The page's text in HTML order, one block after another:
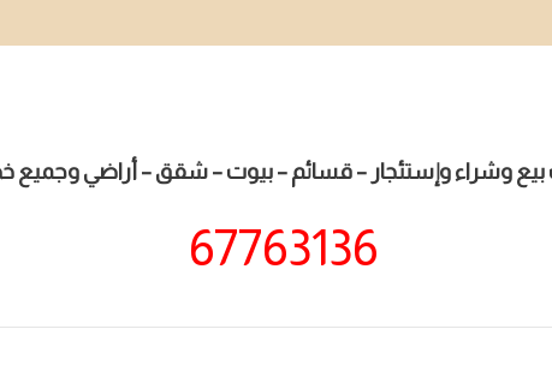
وشراء وإستئجار – قسائم – بيوت – شقق – أراضي وجميع
67763136